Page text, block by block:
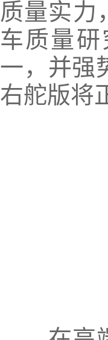
质量实力
车质量研
一，并强
右舵版将